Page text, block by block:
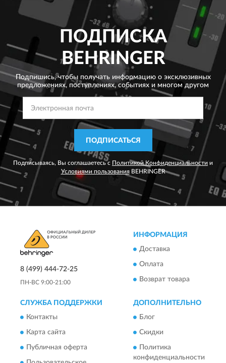
ПОДПИСКА
BEHRINGER
Подпишись, чтобы получать информацию о эксклюзивных
предложениях, поступлениях, событиях и многом другом
ПОДПИСАТЬСЯ
Подписываясь, Вы соглашаетесь с Политикой Конфиденциальности и
Условиями пользованияBEHRINGER
8 (499) 444-72-25
ПН-ВС 9:00-21:00
ИНФОРМАЦИЯ
Доставка
Оплата
Возврат товара
СЛУЖБА ПОДДЕРЖКИ
Контакты
Карта сайта
Публичная оферта
ДОПОЛНИТЕЛЬНО
Блог
Скидки
Политика
конфиденциальности